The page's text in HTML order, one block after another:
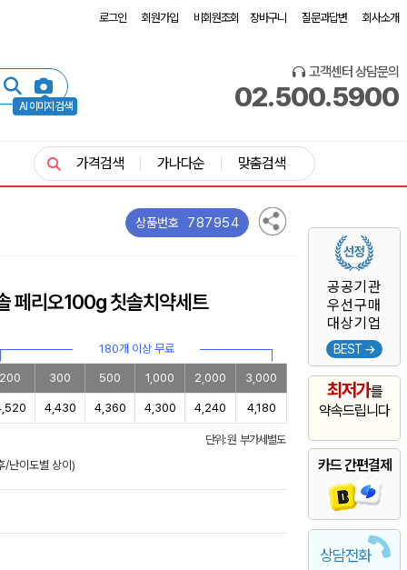
로그인 회원가입 비회원조회 장바구니 질문과답변 회사소개
AI 이미지 검색
고객센터 상담문의
02.500.5900
공공기관
우선구매
대상기업
BEST →
최저가를
약속드립니다
카드 간편결제
상담전화
가격검색 가나다순 맞춤검색
상품번호 787954
페리오100g 칫솔치약세트
180개 이상 무료
200 300 500 1,000 2,000 3,000
4,430 4,360 4,300 4,240 4,180
단위: 원 부가세별도
/난이도별 상이)